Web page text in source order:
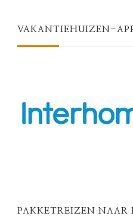
VAKANTIEHUIZEN-
PAKKETREIZEN NAAR